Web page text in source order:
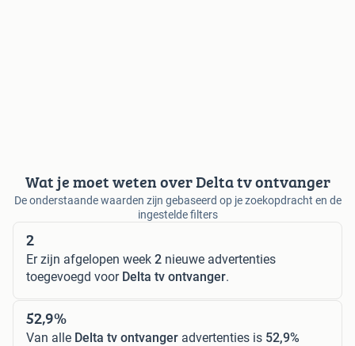
Wat je moet weten over Delta tv ontvanger
De onderstaande waarden zijn gebaseerd op je zoekopdracht en de
ingestelde filters
2
Er zijn afgelopen week 2 nieuwe advertenties
toegevoegd voor Delta tv ontvanger.
52,9%
Van alle Delta tv ontvanger advertenties is 52,9%